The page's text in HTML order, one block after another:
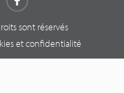
sont réservés
et confidentialité